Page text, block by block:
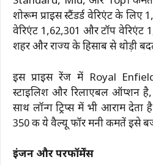
शोरूम प्राइस स्टैंडर्ड वेरिएंट के लिए
वेरिएंट ₹1,62,301 और टॉप वेरिएंट
शहर और राज्य के हिसाब से थोड़ी
इस प्राइस रेंज में Royal
स्टाइलिश और रिलाएबल ऑप्शन है,
साथ लॉन्ग ट्रिप्स में भी आराम
350 की ये वैल्यू फॉर मनी कीमतें इसे
इंजन और परफॉर्मेंस